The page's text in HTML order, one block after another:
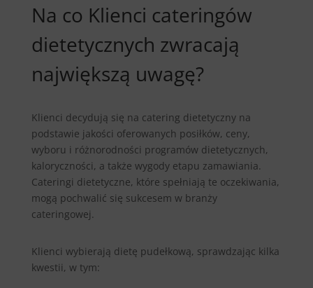
Na co Klienci cateringów
dietetycznych zwracają
największą uwagę?
Klienci decydują się na catering dietetyczny na
podstawie jakości oferowanych posiłków, ceny,
wyboru i różnorodności programów dietetycznych,
kaloryczności, a także wygody etapu zamawiania.
Cateringi dietetyczne, które spełniają te oczekiwania,
mogą pochwalić się sukcesem w branży
cateringowej.
Klienci wybierają dietę pudełkową, sprawdzając kilka
kwestii, w tym: